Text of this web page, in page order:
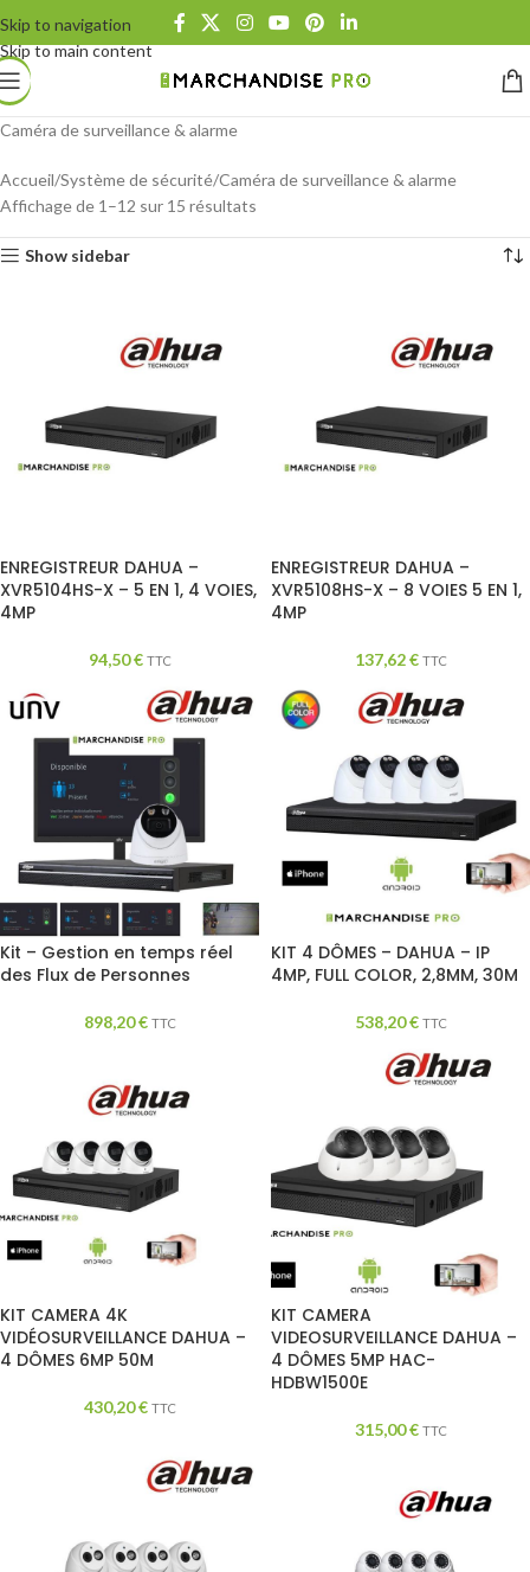
Skip to navigation
Skip to main content
Caméra de surveillance & alarme
Accueil Système de sécurité Caméra de surveillance & alarme
Affichage de 1–12 sur 15 résultats
Show sidebar
ENREGISTREUR DAHUA –
XVR5104HS-X – 5 EN 1, 4 VOIES,
4MP
94,50€ TTC
ENREGISTREUR DAHUA –
XVR5108HS-X – 8 VOIES 5 EN 1,
4MP
137,62€ TTC
Kit – Gestion en temps réel
des Flux de Personnes
898,20€ TTC
KIT 4 DÔMES – DAHUA – IP
4MP, FULL COLOR, 2,8MM, 30M
538,20€ TTC
KIT CAMERA 4K
VIDÉOSURVEILLANCE DAHUA –
4 DÔMES 6MP 50M
430,20€ TTC
KIT CAMERA
VIDEOSURVEILLANCE DAHUA –
4 DÔMES 5MP HAC-
HDBW1500E
315,00€ TTC